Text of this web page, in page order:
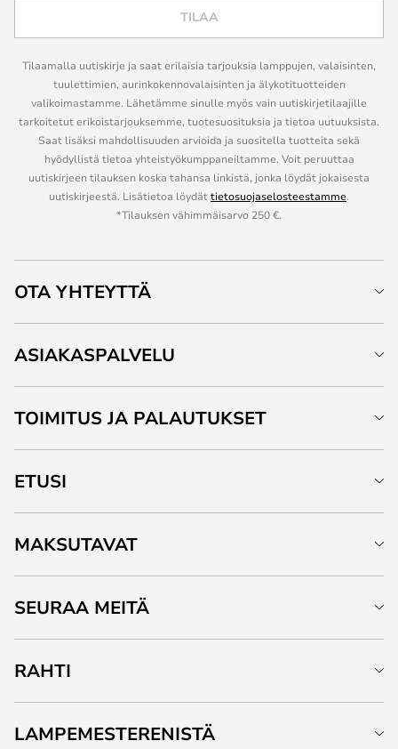
TILAA
Tilaamalla uutiskirje ja saat erilaisia tarjouksia lamppujen, valaisinten,
tuulettimien, aurinkokennovalaisinten ja älykotituotteiden
valikoimastamme. Lähetämme sinulle myös vain uutiskirjetilaajille
tarkoitetut erikoistarjouksemme, tuotesuosituksia ja tietoa uutuuksista.
Saat lisäksi mahdollisuuden arvioida ja suositella tuotteita sekä
hyödyllistä tietoa yhteistyökumppaneiltamme. Voit peruuttaa
uutiskirjeen tilauksen koska tahansa linkistä, jonka löydät jokaisesta
uutiskirjeestä. Lisätietoa löydättietosuojaselosteestamme.
*Tilauksen vähimmäisarvo 250 €.
OTA YHTEYTTÄ
ASIAKASPALVELU
TOIMITUS JA PALAUTUKSET
ETUSI
MAKSUTAVAT
SEURAA MEITÄ
RAHTI
LAMPEMESTERENISTÄ